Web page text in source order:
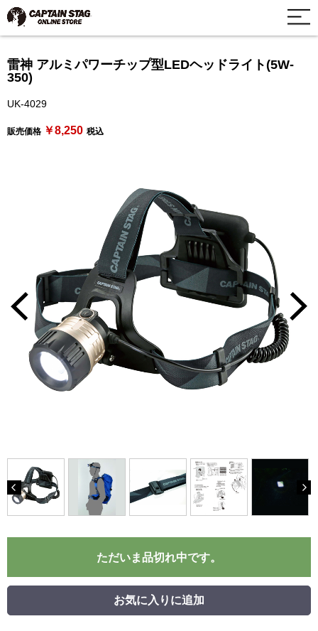
雷神 アルミパワーチップ型LEDヘッドライト(5W-
350)
UK-4029
販売価格 ￥8,250 税込
ただいま品切れ中です。
お気に入りに追加